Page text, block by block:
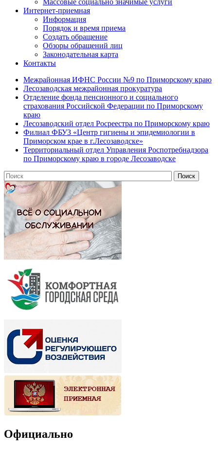
Массовые социально значимые услуги
Интернет-приемная
Информация
Порядок и время приема
Создать обращение
Обзоры обращений лиц
Законодательная карта
Контакты
Межрайонная ИФНС России №9 по Приморскому краю
Лесозаводская межрайонная прокуратура
Отделение фонда пенсионного и социального
страхования Российской Федерации по Приморскому
краю
Лесозаводский отдел Росреестра по Приморскому краю
Филиал ФБУЗ «Центр гигиены и эпидемиологии в
Приморском крае в г.Лесозаводске»
Территориальный отдел Управления Роспотребнадзора
по Приморскому краю в городе Лесозаводске
Официально